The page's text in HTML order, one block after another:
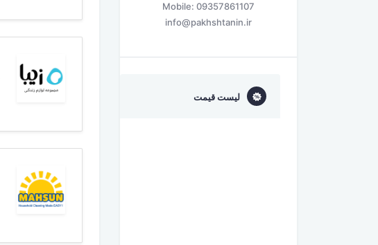
Mobile: 09357861107
info@pakhshtanin.ir
لیست قیمت